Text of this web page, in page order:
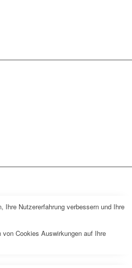
Nutzererfahrung verbessern und Ihre
Cookies Auswirkungen auf Ihre